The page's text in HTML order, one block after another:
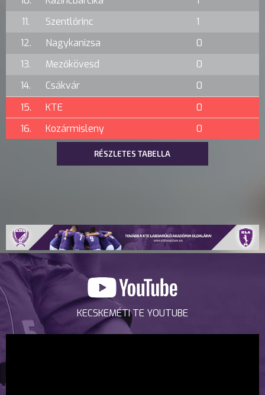
11.
Szentlőrinc
1
12.
Nagykanizsa
0
13.
Mezőkövesd
0
14.
Csákvár
0
15.
KTE
0
16.
Kozármisleny 0
RÉSZLETES TABELLA
KECSKEMÉTI TE YOUTUBE